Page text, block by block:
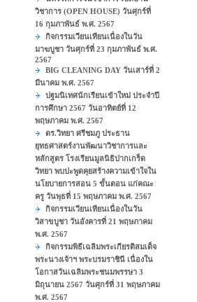
วิชาการ (OPEN HOUSE) วันศุกร์ที่
16 กุมภาพันธ์ พ.ศ. 2567
กิจกรรมเวียนเทียนเนื่องในวัน
มาฆบูชา วันศุกร์ที่ 23 กุมภาพันธ์ พ.ศ.
2567
BIG CLEANING DAY วันเสาร์ที่ 2
มีนาคม พ.ศ. 2567
ปฐมนิเทศนักเรียนเข้าใหม่ ประจำปี
การศึกษา 2567 วันอาทิตย์ที่ 12
พฤษภาคม พ.ศ. 2567
ดร.วิทยา ศรีชมภู ประธาน
ยุทธศาสตร์งานพัฒนาวิชาการและ
หลักสูตร โรงเรียนมูลนิธิปากเกร็ด
วิทยา พบปะพูดคุยสร้างความเข้าใจใน
นโยบายการสอน 5 ขั้นตอน แก่คณะ
ครู วันพุธที่ 15 พฤษภาคม พ.ศ. 2567
กิจกรรมเวียนเทียนเนื่องในวัน
วิสาขบูชา วันอังคารที่ 21 พฤษภาคม
พ.ศ. 2567
กิจกรรมพิธีเฉลิมพระเกียรติสมเด็จ
พระนางเจ้าฯ พระบรมราชินี เนื่องใน
โอกาสวันเฉลิมพระชนมพรรษา 3
มิถุนายน 2567 วันศุกร์ที่ 31 พฤษภาคม
พ.ศ. 2567